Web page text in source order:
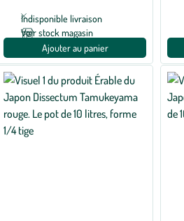
Indisponible livraison
Voir stock magasin
Ajouter au panier